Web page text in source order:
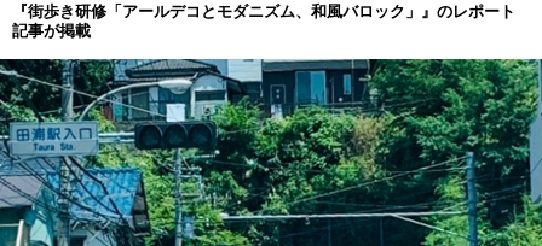
『街歩き研修「アールデコとモダニズム、和風バロック」』のレポート
記事が掲載